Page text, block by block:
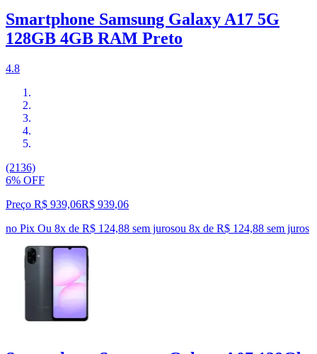
Smartphone Samsung Galaxy A17 5G
128GB 4GB RAM Preto
4.8
(2136)
6% OFF
Preço R$ 939,06R$ 939,06
no Pix Ou 8x de R$ 124,88 sem jurosou 8x de R$ 124,88 sem juros